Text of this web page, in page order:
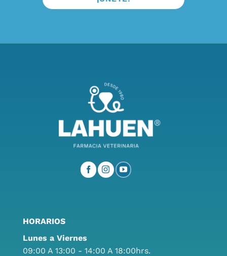
HORARIOS
Lunes a Viernes
09:00 A 13:00 - 14:00 A 18:00hrs.